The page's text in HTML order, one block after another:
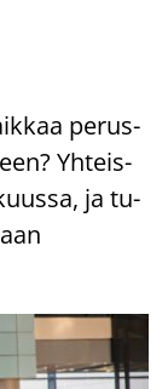
pe­rus­
Yh­teis­
ja tu­